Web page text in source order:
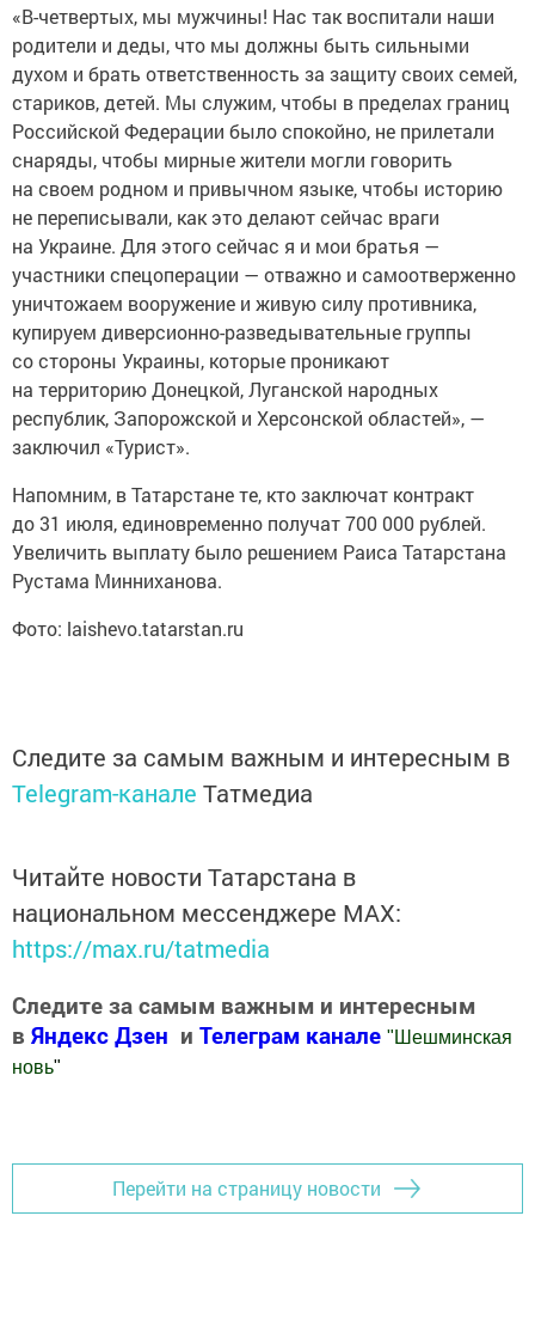
«В-четвертых, мы мужчины! Нас так воспитали наши
родители и деды, что мы должны быть сильными
духом и брать ответственность за защиту своих семей,
стариков, детей. Мы служим, чтобы в пределах границ
Российской Федерации было спокойно, не прилетали
снаряды, чтобы мирные жители могли говорить
на своем родном и привычном языке, чтобы историю
не переписывали, как это делают сейчас враги
на Украине. Для этого сейчас я и мои братья —
участники спецоперации — отважно и самоотверженно
уничтожаем вооружение и живую силу противника,
купируем диверсионно-разведывательные группы
со стороны Украины, которые проникают
на территорию Донецкой, Луганской народных
республик, Запорожской и Херсонской областей», —
заключил «Турист».
Напомним, в Татарстане те, кто заключат контракт
до 31 июля, единовременно получат 700 000 рублей.
Увеличить выплату было решением Раиса Татарстана
Рустама Минниханова.
Фото: laishevo.tatarstan.ru
Следите за самым важным и интересным в
Telegram-канале Татмедиа
Читайте новости Татарстана в
национальном мессенджере MАХ:
https://max.ru/tatmedia
Следите за самым важным и интересным
в Яндекс Дзен и Телеграм канале " Шешминская
новь"
Перейти на страницу новости